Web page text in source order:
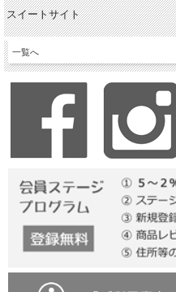
スイートサイト
一覧へ